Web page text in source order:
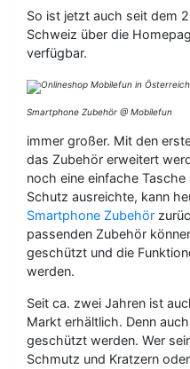
So ist jetzt auch seit dem
Schweiz über die
verfügbar.
Smartphone Zubehör @ Mobilefun
immer großer. Mit den
das Zubehör erweitert
noch eine einfache Tasche
Schutz ausreichte, kann
Smartphone Zubehör
passenden Zubehör
geschützt und die
werden.
Seit ca. zwei Jahren ist
Markt erhältlich. Denn
geschützt werden. Wer
Schmutz und Kratzern